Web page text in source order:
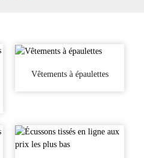
Vêtements à épaulettes